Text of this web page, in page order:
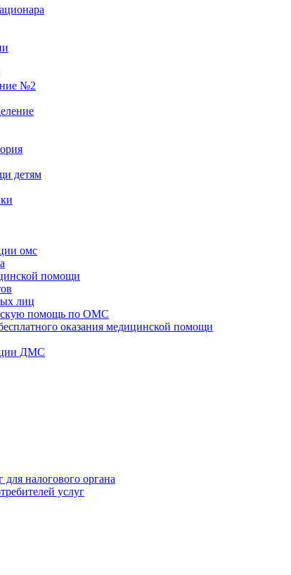
№2
детям
омс
помощи
лиц
помощь по ОМС
оказания медицинской помощи
ДМС
для налогового органа
услуг